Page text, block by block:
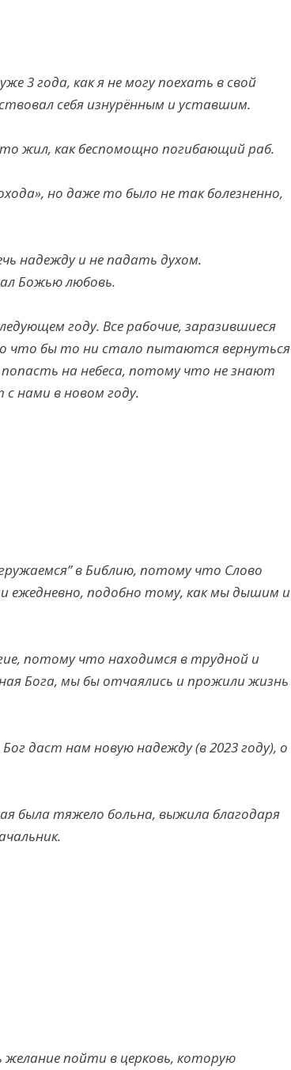
3 года, как я не могу поехать в свой
себя изнурённым и уставшим.
жил, как беспомощно погибающий раб.
но даже то было не так болезненно,
надежду и не падать духом.
Божью любовь.
году. Все рабочие, заразившиеся
что бы то ни стало пытаются вернуться
на небеса, потому что не знают
нами в новом году.
в Библию, потому что Слово
ежедневно, подобно тому, как мы дышим и
потому что находимся в трудной и
Бога, мы бы отчаялись и прожили жизнь
даст нам новую надежду (в 2023 году), о
была тяжело больна, выжила благодаря
желание пойти в церковь, которую